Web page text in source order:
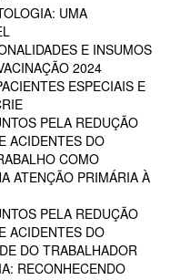
UMA
E INSUMOS
2024
ESPECIAIS E
PELA REDUÇÃO
ACIDENTES DO
COMO
ATENÇÃO PRIMÁRIA À
PELA REDUÇÃO
ACIDENTES DO
DO TRABALHADOR
RECONHECENDO